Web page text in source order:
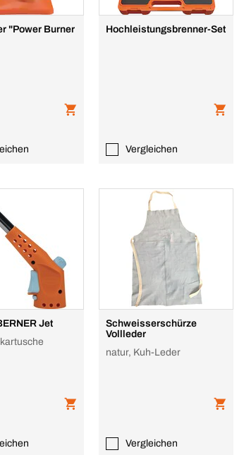
"Power Burner
Hochleistungsbrenner-Set
Vergleichen
Jet
Schweisserschürze
Vollleder
natur, Kuh-Leder
Vergleichen